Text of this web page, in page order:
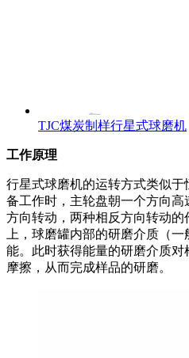
TJC煤炭制样行星式球磨机
工作原理
行星式球磨机的运转方式类似
备工作时，主轮盘朝一个方向
方向转动，两种相反方向转动
上，球磨罐内部的研磨介质（
能。此时获得能量的研磨介质
摩擦，从而完成样品的研磨。